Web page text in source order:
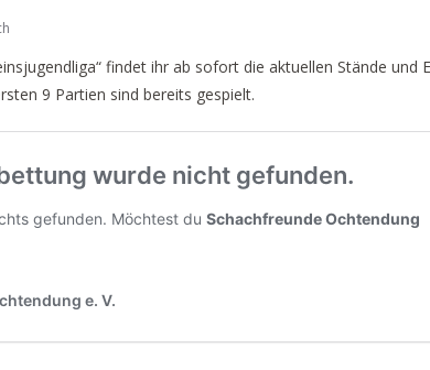
findet ihr ab sofort die aktuellen Stände und
9 Partien sind bereits gespielt.